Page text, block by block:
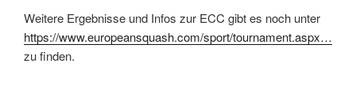
Weitere Ergebnisse und Infos zur ECC gibt es noch unter
https://www.europeansquash.com/sport/tournament.aspx…
zu finden.